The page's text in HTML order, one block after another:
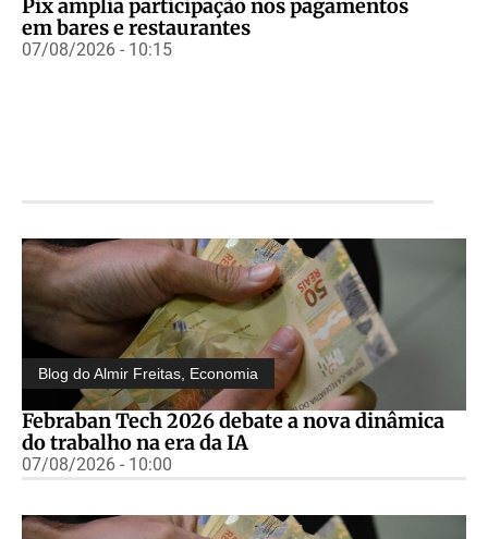
Pix amplia participação nos pagamentos
em bares e restaurantes
07/08/2026 - 10:15
Blog do Almir Freitas Economia
Febraban Tech 2026 debate a nova dinâmica
do trabalho na era da IA
07/08/2026 - 10:00